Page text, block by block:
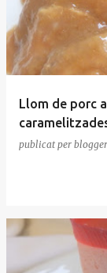
Llom de porc
publicat per blogger